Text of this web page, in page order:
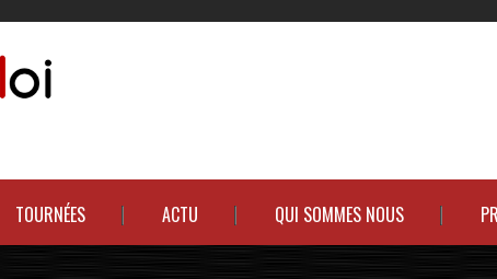
TOURNÉES ACTU QUI SOMMES NOUS